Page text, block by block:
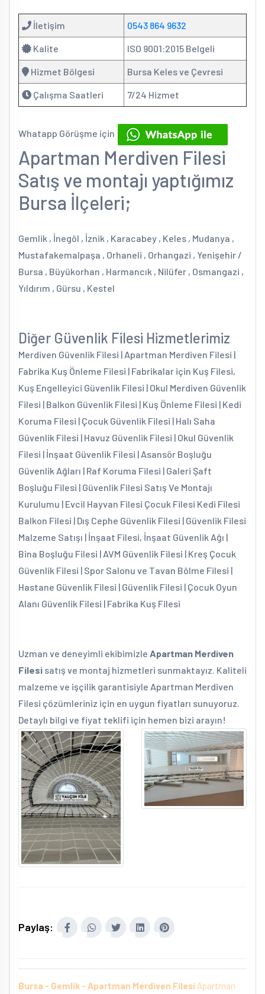
İletişim 0543 864 9632
Kalite ISO 9001:2015 Belgeli
Hizmet Bölgesi Bursa Keles ve Çevresi
Çalışma Saatleri 7/24 Hizmet
Whatapp Görüşme için
Apartman Merdiven Filesi
Satış ve montajı yaptığımız
Bursa İlçeleri;
Gemlik , İnegöl , İznik , Karacabey , Keles , Mudanya ,
Mustafakemalpaşa , Orhaneli , Orhangazi , Yenişehir /
Bursa , Büyükorhan , Harmancık , Nilüfer , Osmangazi ,
Yıldırım , Gürsu , Kestel
Diğer Güvenlik Filesi Hizmetlerimiz
Merdiven Güvenlik Filesi | Apartman Merdiven Filesi |
Fabrika Kuş Önleme Filesi | Fabrikalar için Kuş Filesi,
Kuş Engelleyici Güvenlik Filesi | Okul Merdiven Güvenlik
Filesi | Balkon Güvenlik Filesi | Kuş Önleme Filesi | Kedi
Koruma Filesi | Çocuk Güvenlik Filesi | Halı Saha
Güvenlik Filesi | Havuz Güvenlik Filesi | Okul Güvenlik
Filesi | İnşaat Güvenlik Filesi | Asansör Boşluğu
Güvenlik Ağları | Raf Koruma Filesi | Galeri Şaft
Boşluğu Filesi | Güvenlik Filesi Satış Ve Montajı
Kurulumu | Evcil Hayvan Filesi Çocuk Filesi Kedi Filesi
Balkon Filesi | Dış Cephe Güvenlik Filesi | Güvenlik Filesi
Malzeme Satışı | İnşaat Filesi, İnşaat Güvenlik Ağı |
Bina Boşluğu Filesi | AVM Güvenlik Filesi | Kreş Çocuk
Güvenlik Filesi | Spor Salonu ve Tavan Bölme Filesi |
Hastane Güvenlik Filesi | Güvenlik Filesi | Çocuk Oyun
Alanı Güvenlik Filesi | Fabrika Kuş Filesi
Uzman ve deneyimli ekibimizle Apartman Merdiven
Filesi satış ve montaj hizmetleri sunmaktayız. Kaliteli
malzeme ve işçilik garantisiyle Apartman Merdiven
Filesi çözümleriniz için en uygun fiyatları sunuyoruz.
Detaylı bilgi ve fiyat teklifi için hemen bizi arayın!
Paylaş:
Bursa - Gemlik - Apartman Merdiven Filesi Apartman